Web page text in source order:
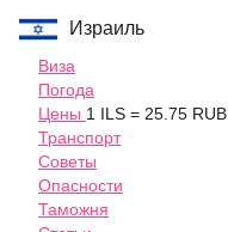
Израиль
Виза
Погода
Цены 1 ILS = 25.75 RUB
Транспорт
Советы
Опасности
Таможня